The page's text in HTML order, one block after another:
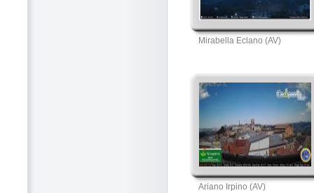
Mirabella Eclano (AV)
Ariano Irpino (AV)